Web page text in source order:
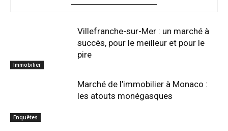
Immobilier
Villefranche-sur-Mer : un marché à
succès, pour le meilleur et pour le
pire
Enquêtes
Marché de l’immobilier à Monaco :
les atouts monégasques